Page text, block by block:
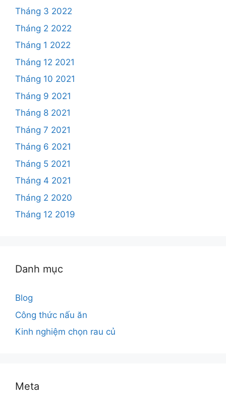
Tháng 3 2022
Tháng 2 2022
Tháng 1 2022
Tháng 12 2021
Tháng 10 2021
Tháng 9 2021
Tháng 8 2021
Tháng 7 2021
Tháng 6 2021
Tháng 5 2021
Tháng 4 2021
Tháng 2 2020
Tháng 12 2019
Danh mục
Blog
Công thức nấu ăn
Kinh nghiệm chọn rau củ
Meta